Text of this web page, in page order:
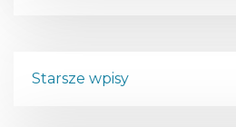
N
Starsze wpisy